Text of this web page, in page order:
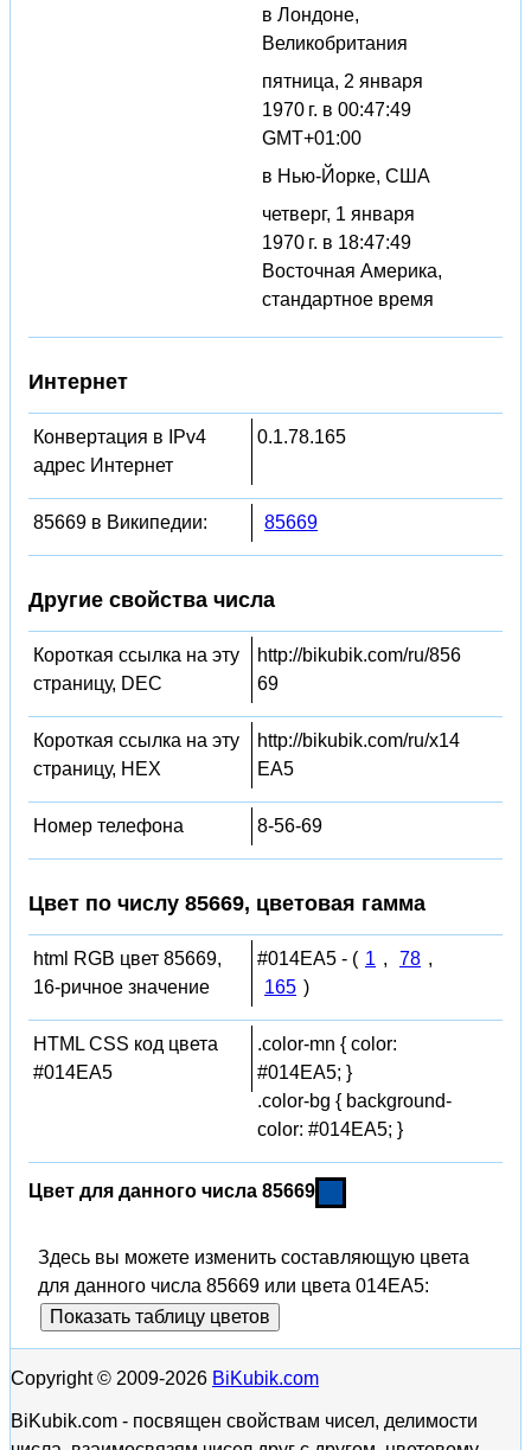
в Лондоне,
Великобритания
пятница, 2 января
1970 г. в 00:47:49
GMT+01:00
в Нью-Йорке, США
четверг, 1 января
1970 г. в 18:47:49
Восточная Америка,
стандартное время
Интернет
Конвертация в IPv4
адрес Интернет
0.1.78.165
85669 в Википедии: 85669
Другие свойства числа
Короткая ссылка на эту
страницу, DEC
http://bikubik.com/ru/856
69
Короткая ссылка на эту
страницу, HEX
http://bikubik.com/ru/x14
EA5
Номер телефона 8-56-69
Цвет по числу 85669, цветовая гамма
html RGB цвет 85669,
16-ричное значение
#014EA5 - ( 1 , 78 ,
165 )
HTML CSS код цвета
#014EA5
.color-mn { color:
#014EA5; }
.color-bg { background-
color: #014EA5; }
Цвет для данного числа 85669
Здесь вы можете изменить составляющую цвета
для данного числа 85669 или цвета 014EA5:
Показать таблицу цветов
Copyright © 2009-2026 BiKubik.com
BiKubik.com - посвящен свойствам чисел, делимости